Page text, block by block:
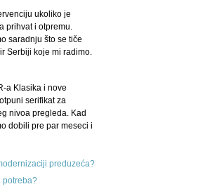
ukoliko je
prihvat i otpremu.
saradnju što se tiče
Serbiji koje mi radimo.
a Klasika i nove
serifikat za
nivoa pregleda. Kad
dobili pre par meseci i
preduzeća?
potreba?